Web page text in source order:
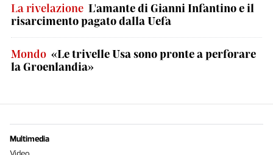
La rivelazione L'amante di Gianni Infantino e il
risarcimento pagato dalla Uefa
Mondo «Le trivelle Usa sono pronte a perforare
la Groenlandia»
Multimedia